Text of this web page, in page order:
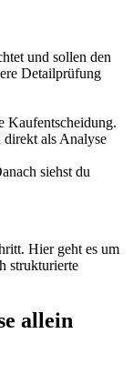
und sollen den
Detailprüfung
Kaufentscheidung.
als Analyse
siehst du
Hier geht es um
strukturierte
allein